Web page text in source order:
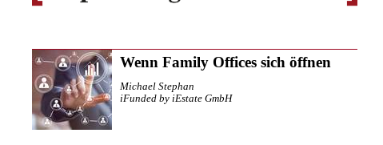
Wenn Family Offices sich öffnen
Michael Stephan
iFunded by iEstate GmbH